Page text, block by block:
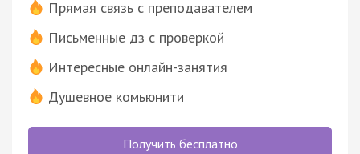
Прямая связь с преподавателем
Письменные дз с проверкой
Интересные онлайн-занятия
Душевное комьюнити
Получить бесплатно